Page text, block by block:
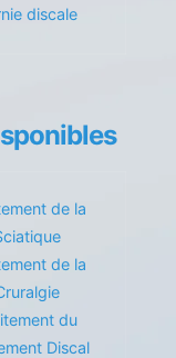
discale
de la
de la
du
Discal